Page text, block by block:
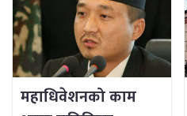
महाधिवेशनको काम